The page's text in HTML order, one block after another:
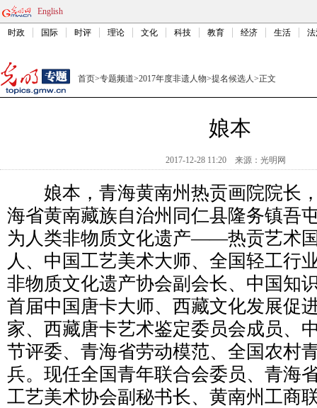
English
时政 国际 时评 理论 文化 科技 教育 经济 生活
首页>专题频道>2017年度非遗人物>提名候选人>正文
娘本
2017-12-28 11:20 来源： 光明网
娘本，青海黄南州热贡画院院长，
海省黄南藏族自治州同仁县隆务镇吾
为人类非物质文化遗产——热贡艺术
人、中国工艺美术大师、全国轻工行
非物质文化遗产协会副会长、中国知
首届中国唐卡大师、西藏文化发展促
家、西藏唐卡艺术鉴定委员会成员、
节评委、青海省劳动模范、全国农村
兵。现任全国青年联合会委员、青海
工艺美术协会副秘书长、黄南州工商